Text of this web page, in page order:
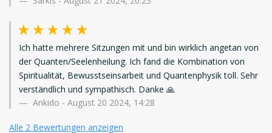
Ich hatte mehrere Sitzungen mit und bin wirklich angetan von
der Quanten/Seelenheilung. Ich fand die Kombination von
Spiritualität, Bewusstseinsarbeit und Quantenphysik toll. Sehr
verständlich und sympathisch. Danke 🙏
Ankido - August 20 2024, 14:28
Alle 2 Bewertungen anzeigen